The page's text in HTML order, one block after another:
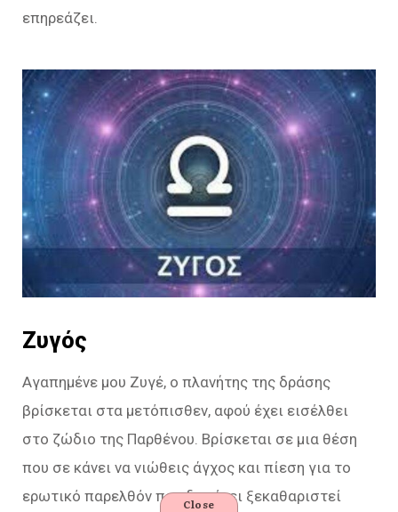
επηρεάζει.
Ζυγός
Αγαπημένε μου Ζυγέ, ο πλανήτης της δράσης
βρίσκεται στα μετόπισθεν, αφού έχει εισέλθει
στο ζώδιο της Παρθένου. Βρίσκεται σε μια θέση
που σε κάνει να νιώθεις άγχος και πίεση για το
ερωτικό παρελθόν που δεν έχει ξεκαθαριστεί
Close